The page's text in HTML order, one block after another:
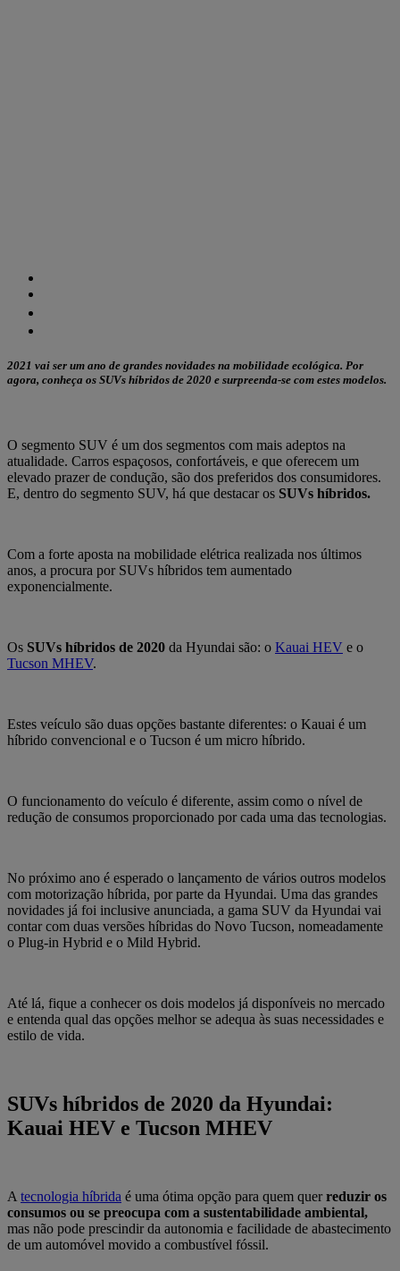
2021 vai ser um ano de grandes novidades na mobilidade ecológica. Por
agora, conheça os SUVs híbridos de 2020 e surpreenda-se com estes modelos.
O segmento SUV é um dos segmentos com mais adeptos na
atualidade. Carros espaçosos, confortáveis, e que oferecem um
elevado prazer de condução, são dos preferidos dos consumidores.
E, dentro do segmento SUV, há que destacar os SUVs híbridos.
Com a forte aposta na mobilidade elétrica realizada nos últimos
anos, a procura por SUVs híbridos tem aumentado
exponencialmente.
Os SUVs híbridos de 2020 da Hyundai são: o Kauai HEV e o
Tucson MHEV.
Estes veículo são duas opções bastante diferentes: o Kauai é um
híbrido convencional e o Tucson é um micro híbrido.
O funcionamento do veículo é diferente, assim como o nível de
redução de consumos proporcionado por cada uma das tecnologias.
No próximo ano é esperado o lançamento de vários outros modelos
com motorização híbrida, por parte da Hyundai. Uma das grandes
novidades já foi inclusive anunciada, a gama SUV da Hyundai vai
contar com duas versões híbridas do Novo Tucson, nomeadamente
o Plug-in Hybrid e o Mild Hybrid.
Até lá, fique a conhecer os dois modelos já disponíveis no mercado
e entenda qual das opções melhor se adequa às suas necessidades e
estilo de vida.
SUVs híbridos de 2020 da Hyundai:
Kauai HEV e Tucson MHEV
A tecnologia híbrida é uma ótima opção para quem querreduzir os
consumos ou se preocupa com a sustentabilidade ambiental,
mas não pode prescindir da autonomia e facilidade de abastecimento
de um automóvel movido a combustível fóssil.